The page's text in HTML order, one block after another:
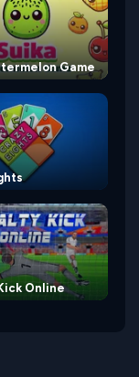
Game
Online